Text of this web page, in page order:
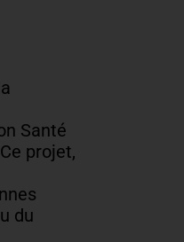
Santé
projet,
du